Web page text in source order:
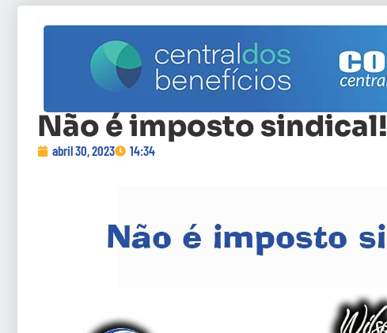
Não é imposto sindical!
abril 30, 2023 14:34